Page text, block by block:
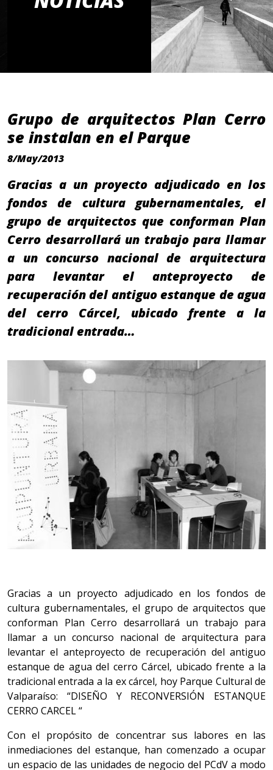
Grupo de arquitectos Plan Cerro
se instalan en el Parque
8/May/2013
Gracias a un proyecto adjudicado en los
fondos de cultura gubernamentales, el
grupo de arquitectos que conforman Plan
Cerro desarrollará un trabajo para llamar
a un concurso nacional de arquitectura
para levantar el anteproyecto de
recuperación del antiguo estanque de agua
del cerro Cárcel, ubicado frente a la
tradicional entrada…
Gracias a un proyecto adjudicado en los fondos de
cultura gubernamentales, el grupo de arquitectos que
conforman Plan Cerro desarrollará un trabajo para
llamar a un concurso nacional de arquitectura para
levantar el anteproyecto de recuperación del antiguo
estanque de agua del cerro Cárcel, ubicado frente a la
tradicional entrada a la ex cárcel, hoy Parque Cultural de
Valparaíso: “DISEÑO Y RECONVERSIÓN ESTANQUE
CERRO CARCEL “
Con el propósito de concentrar sus labores en las
inmediaciones del estanque, han comenzado a ocupar
un espacio de las unidades de negocio del PCdV a modo